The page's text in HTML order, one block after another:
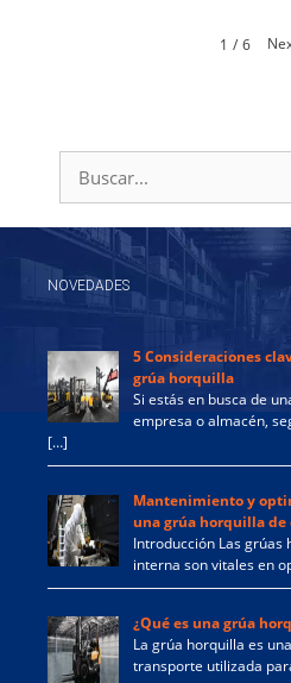
1 / 6
NOVEDADES
5 Consideraciones
grúa horquilla
Si estás en busca de
empresa o almacén,
[…]
Mantenimiento y
una grúa horquilla
Introducción Las grúas
interna son vitales en
¿Qué es una grúa
La grúa horquilla es
transporte utilizada